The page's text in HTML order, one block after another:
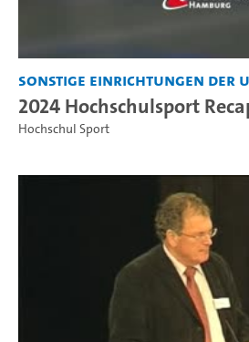
Sonstige Einrichtungen der
2024 Hochschulsport
Hochschul Sport